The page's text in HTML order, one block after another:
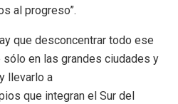
al progreso”.
que desconcentrar todo ese
en las grandes ciudades y
llevarlo a
que integran el Sur del